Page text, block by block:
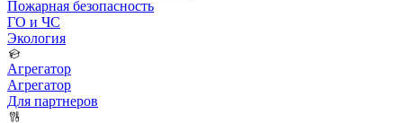
Пожарная безопасность
ГО и ЧС
Экология
Агрегатор
Агрегатор
Для партнеров